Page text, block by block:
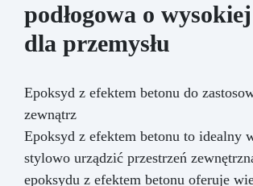
podłogowa o
dla przemysłu
Epoksyd z efektem betonu do
zewnątrz
Epoksyd z efektem betonu to idealny
stylowo urządzić przestrzeń
epoksydu z efektem betonu oferuje